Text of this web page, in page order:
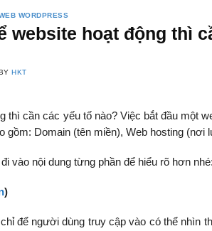
WORDPRESS
website hoạt động thì
HKT
thì cần các yếu tố nào? Việc bắt đầu một
gồm: Domain (tên miền), Web hosting (nơi
vào nội dung từng phần để hiểu rõ hơn nhé:
)
để người dùng truy cập vào có thể nhìn